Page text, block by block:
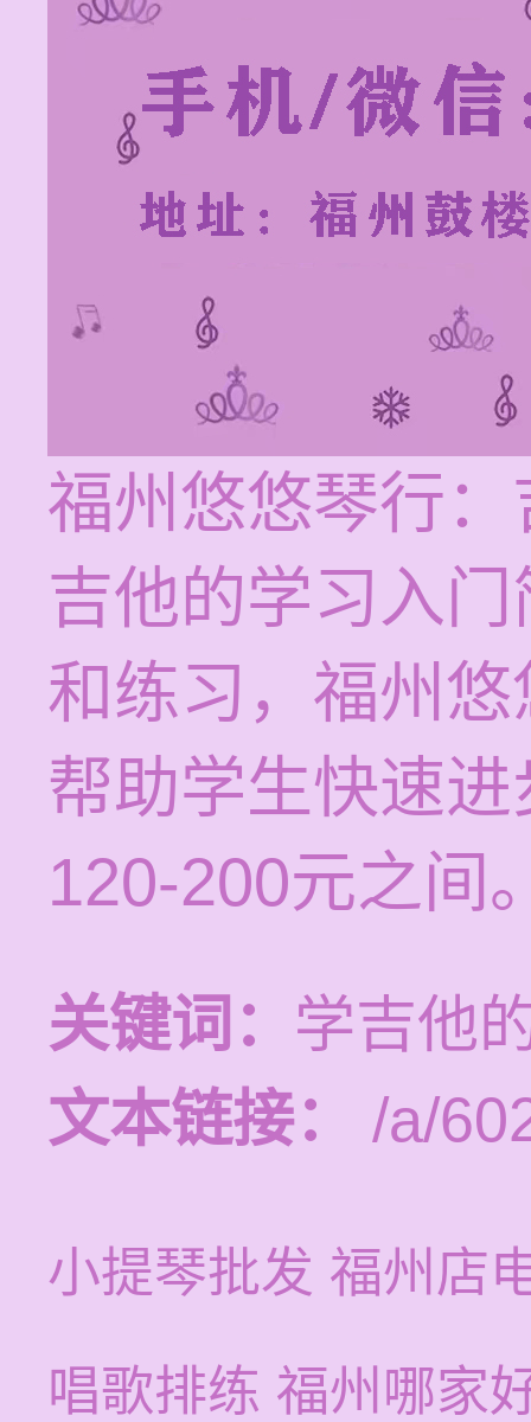
福州悠悠琴行
吉他的学习入
和练习，福州
帮助学生快速
120-200元之间
关键词： 学吉他
文本链接：
/a/
小提琴批发 福州店
唱歌排练 福州哪家